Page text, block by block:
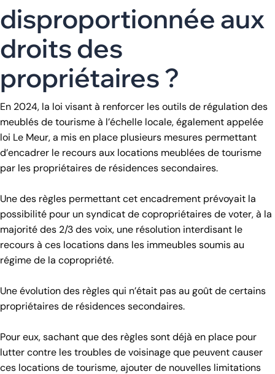
disproportionnée aux
droits des
propriétaires ?
En 2024, la loi visant à renforcer les outils de régulation des
meublés de tourisme à l’échelle locale, également appelée
loi Le Meur, a mis en place plusieurs mesures permettant
d’encadrer le recours aux locations meublées de tourisme
par les propriétaires de résidences secondaires.
Une des règles permettant cet encadrement prévoyait la
possibilité pour un syndicat de copropriétaires de voter, à la
majorité des 2/3 des voix, une résolution interdisant le
recours à ces locations dans les immeubles soumis au
régime de la copropriété.
Une évolution des règles qui n’était pas au goût de certains
propriétaires de résidences secondaires.
Pour eux, sachant que des règles sont déjà en place pour
lutter contre les troubles de voisinage que peuvent causer
ces locations de tourisme, ajouter de nouvelles limitations